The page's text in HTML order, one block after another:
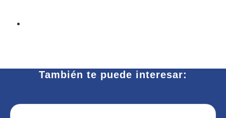
También te puede interesar: